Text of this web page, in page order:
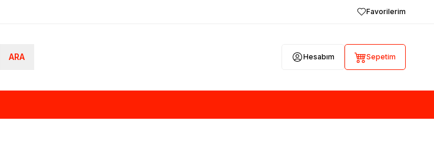
Favorilerim
ARA Hesabım Sepetim